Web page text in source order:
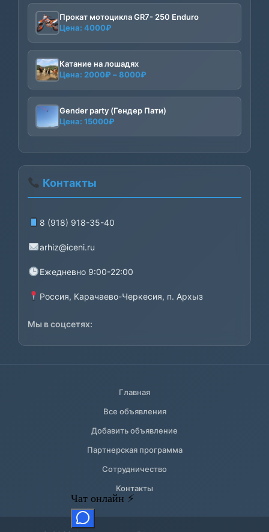
Прокат мотоцикла GR7- 250 Enduro
Цена: 4000₽
Катание на лошадях
Цена: 2000₽ –8000₽
2000₽
–
Gender party (Гендер Пати)
Цена: 15000₽
Контакты
8 (918) 918-35-40
arhiz@iceni.ru
Ежедневно 9:00-22:00
Россия, Карачаево-Черкесия, п. Архыз
Мы в соцсетях:
Главная
Все объявления
Добавить объявление
Партнерская программа
Сотрудничество
Контакты